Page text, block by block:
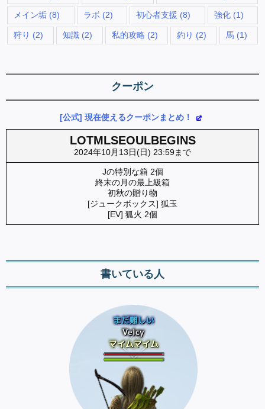
メイン垢 (8) ラボ (2) 初心者支援 (8) 強化(1)
狩り (2) 知識(2) 私的攻略 (2) 釣り (2) 馬 (1)
クーポン
[公式] 現在使えるクーポンまとめ！
LOTMLSEOULBEGINS
2024年10月13日(日) 23:59まで
Jの特別な箱 2個
終末の月の最上級箱
初秋の贈り物
[ジュークボックス] 狐玉
[EV] 狐火 2個
書いている人